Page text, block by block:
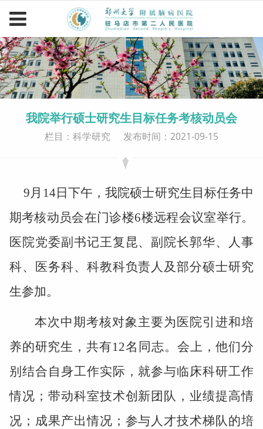
我院举行硕士研究生目标任务考核动员会
栏目：科学研究 发布时间：2021-09-15
9月 14日下午，我院硕士研究生目标任务中
期考核动员会在门诊楼6楼远程会议室举行。
医院党委副书记王复昆、副院长郭华、人事
科、医务科、科教科负责人及部分硕士研究
生参加。
本次中期考核对象主要为医院引进和培
养的研究生，共有12名同志。会上，他们分
别结合自身工作实际，就参与临床科研工作
情况；带动科室技术创新团队，业绩提高情
况；成果产出情况；参与人才技术梯队的培